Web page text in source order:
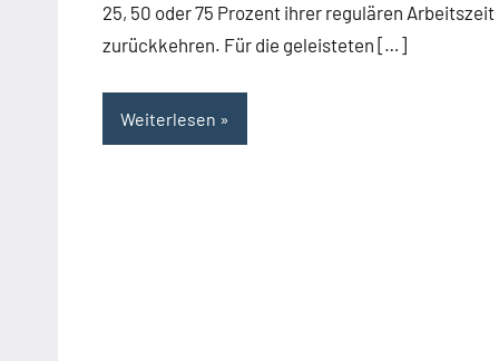
25, 50 oder 75 Prozent ihrer regulären Arbeitszeit
zurückkehren. Für die geleisteten […]
Weiterlesen